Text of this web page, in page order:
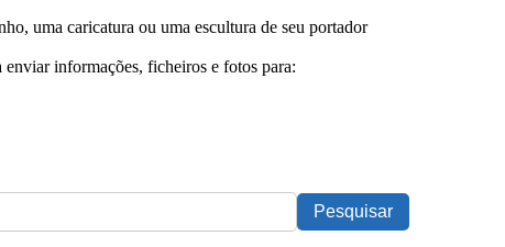
uma caricatura ou uma escultura de seu portador
informações, ficheiros e fotos para: